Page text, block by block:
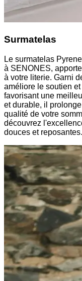
Surmatelas
Le surmatelas
à SENONES,
à votre literie. Garni
améliore le soutien
favorisant une
et durable, il
qualité de votre
découvrez
douces et reposantes.